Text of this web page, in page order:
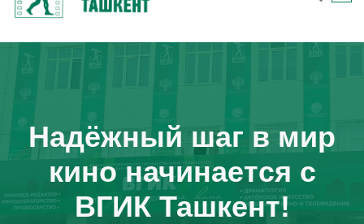
Надёжный шаг в мир
кино начинается с
ВГИК Ташкент!